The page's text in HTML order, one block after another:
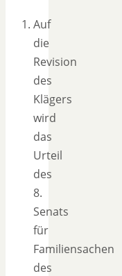
Auf
die
Revision
des
Klägers
wird
das
Urteil
des
8.
Senats
für
Familiensachen
des